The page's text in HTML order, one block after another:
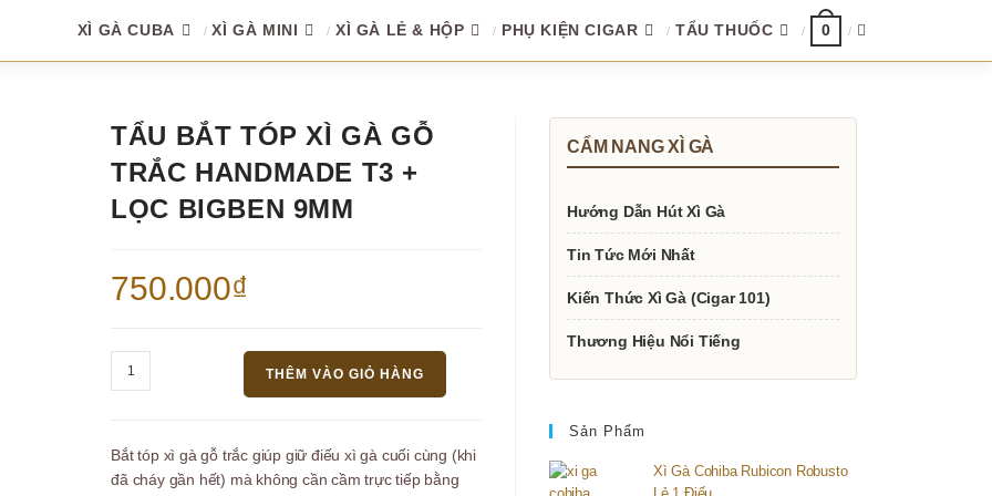
XÌ GÀ CUBA XÌ GÀ MINI XÌ GÀ LẺ & HỘP PHỤ KIỆN CIGAR TẨU THUỐC 0 TOGGLE
TẨU BẮT TÓP XÌ GÀ GỖ
TRẮC HANDMADE T3 +
LỌC BIGBEN 9MM
750.000₫
Tẩu
Bắt
Gà
Gỗ
THÊM VÀO GIỎ HÀNG
Bắt tóp xì gà gỗ trắc giúp giữ điếu xì gà cuối cùng (khi
đã cháy gần hết) mà không cần cầm trực tiếp bằng
CẨM NANG XÌ GÀ
Hướng Dẫn Hút Xì Gà
Tin Tức Mới Nhất
Kiến Thức Xì Gà (Cigar 101)
Thương Hiệu Nổi Tiếng
Sản Phẩm
Xì Gà Cohiba Rubicon Robusto